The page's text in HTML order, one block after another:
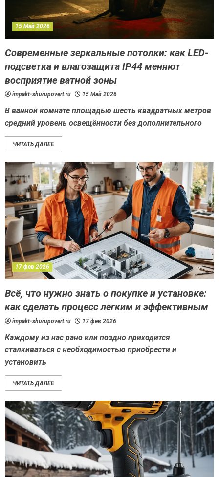
15 Май 2026
Современные зеркальные потолки: как LED-
подсветка и влагозащита IP44 меняют
восприятие ватной зоны
impakt-shurupovert.ru 15 Май 2026
В ванной комнате площадью шесть квадратных метров
средний уровень освещённости без дополнительного
ЧИТАТЬ ДАЛЕЕ
17 фев 2026
Всё, что нужно знать о покупке и установке:
как сделать процесс лёгким и эффективным
impakt-shurupovert.ru 17 фев 2026
Каждому из нас рано или поздно приходится
сталкиваться с необходимостью приобрести и
установить
ЧИТАТЬ ДАЛЕЕ